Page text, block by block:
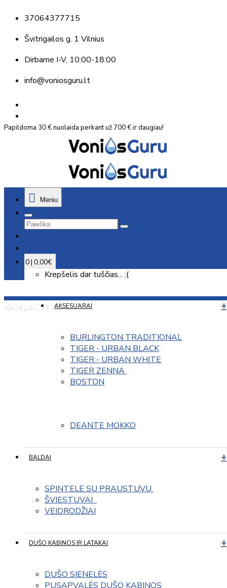
37064377715
Švitrigailos g. 1 Vilnius
Dirbame I-V, 10:00-18:00
info@voniosguru.lt
Papildoma 30 € nuolaida perkant už 700 € ir daugiau!
Meniu
0 | 0,00€
Krepšelis dar tuščias... :(
Kategorijos AKSESUARAI
BURLINGTON TRADITIONAL
TIGER - URBAN BLACK
TIGER - URBAN WHITE
TIGER ZENNA
BOSTON
DEANTE MOKKO
BALDAI
SPINTELE SU PRAUSTUVU
ŠVIESTUVAI
VEIDRODŽIAI
DUŠO KABINOS IR LATAKAI
DUŠO SIENELĖS
PUSAPVALĖS DUŠO KABINOS